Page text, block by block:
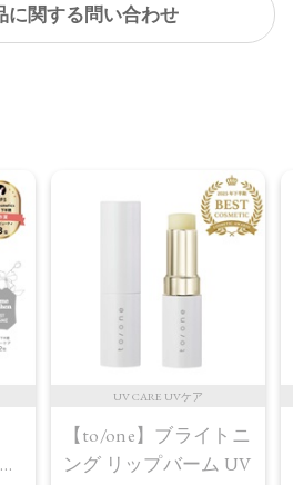
に関する問い合わせ
UV CARE UVケア
【to/one】ブライトニ
ング リップバーム UV